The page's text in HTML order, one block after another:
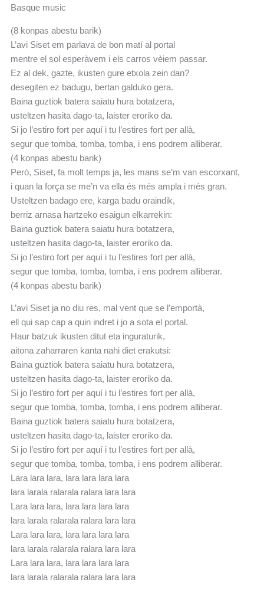
Basque music
(8 konpas abestu barik)
L’avi Siset em parlava de bon matí al portal
mentre el sol esperàvem i els carros vèiem passar.
Ez al dek, gazte, ikusten gure etxola zein dan?
desegiten ez badugu, bertan galduko gera.
Baina guztiok batera saiatu hura botatzera,
usteltzen hasita dago-ta, laister eroriko da.
Si jo l’estiro fort per aquí i tu l’estires fort per allà,
segur que tomba, tomba, tomba, i ens podrem alliberar.
(4 konpas abestu barik)
Però, Siset, fa molt temps ja, les mans se’m van escorxant,
i quan la força se me’n va ella és més ampla i més gran.
Usteltzen badago ere, karga badu oraindik,
berriz arnasa hartzeko esaigun elkarrekin:
Baina guztiok batera saiatu hura botatzera,
usteltzen hasita dago-ta, laister eroriko da.
Si jo l’estiro fort per aquí i tu l’estires fort per allà,
segur que tomba, tomba, tomba, i ens podrem alliberar.
(4 konpas abestu barik)
L’avi Siset ja no diu res, mal vent que se l’emportà,
ell qui sap cap a quin indret i jo a sota el portal.
Haur batzuk ikusten ditut eta inguraturik,
aitona zaharraren kanta nahi diet erakutsi:
Baina guztiok batera saiatu hura botatzera,
usteltzen hasita dago-ta, laister eroriko da.
Si jo l’estiro fort per aquí i tu l’estires fort per allà,
segur que tomba, tomba, tomba, i ens podrem alliberar.
Baina guztiok batera saiatu hura botatzera,
usteltzen hasita dago-ta, laister eroriko da.
Si jo l’estiro fort per aquí i tu l’estires fort per allà,
segur que tomba, tomba, tomba, i ens podrem alliberar.
Lara lara lara, lara lara lara lara
lara larala ralarala ralara lara lara
Lara lara lara, lara lara lara lara
lara larala ralarala ralara lara lara
Lara lara lara, lara lara lara lara
lara larala ralarala ralara lara lara
Lara lara lara, lara lara lara lara
lara larala ralarala ralara lara lara